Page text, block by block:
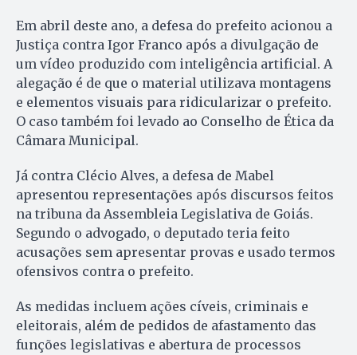
Em abril deste ano, a defesa do prefeito acionou a
Justiça contra Igor Franco após a divulgação de
um vídeo produzido com inteligência artificial. A
alegação é de que o material utilizava montagens
e elementos visuais para ridicularizar o prefeito.
O caso também foi levado ao Conselho de Ética da
Câmara Municipal.
Já contra Clécio Alves, a defesa de Mabel
apresentou representações após discursos feitos
na tribuna da Assembleia Legislativa de Goiás.
Segundo o advogado, o deputado teria feito
acusações sem apresentar provas e usado termos
ofensivos contra o prefeito.
As medidas incluem ações cíveis, criminais e
eleitorais, além de pedidos de afastamento das
funções legislativas e abertura de processos